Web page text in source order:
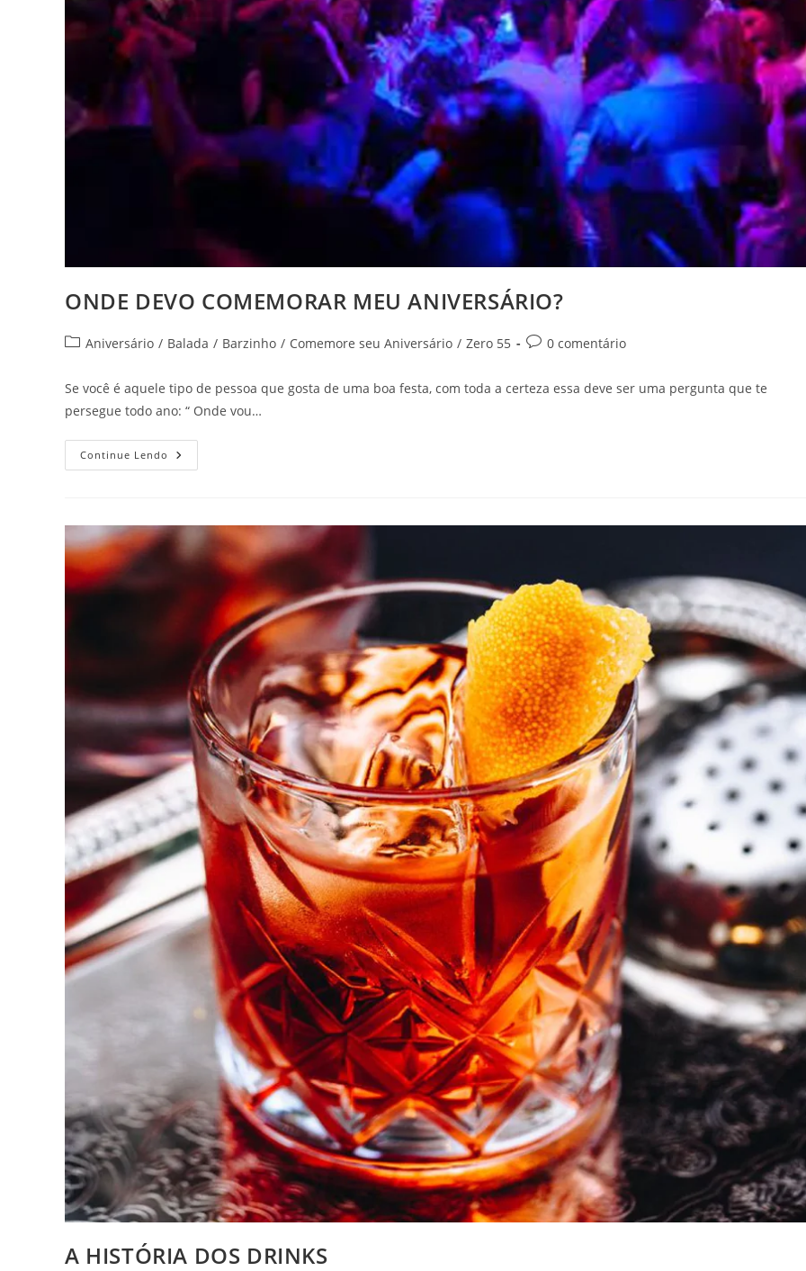
ONDE DEVO COMEMORAR MEU ANIVERSÁRIO?
Categoria
post:
Aniversário / Balada / Barzinho / Comemore seu Aniversário / Zero 55
Comentários
post:
0 comentário
Se você é aquele tipo de pessoa que gosta de uma boa festa, com toda a certeza essa deve ser uma pergunta que te
persegue todo ano: “ Onde vou…
Continue Lendo ONDE
DEVO
A HISTÓRIA DOS DRINKS